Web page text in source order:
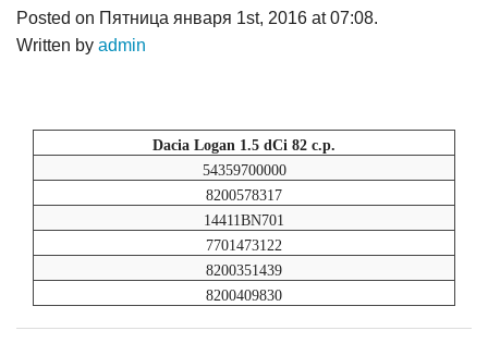
Posted on Пятница января 1st, 2016 at 07:08.
Written by admin
Dacia Logan 1.5 dCi 82 c.p.
54359700000
8200578317
14411BN701
7701473122
8200351439
8200409830